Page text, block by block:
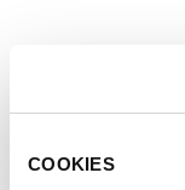
COOKIES